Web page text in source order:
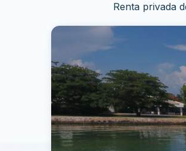
Renta privada